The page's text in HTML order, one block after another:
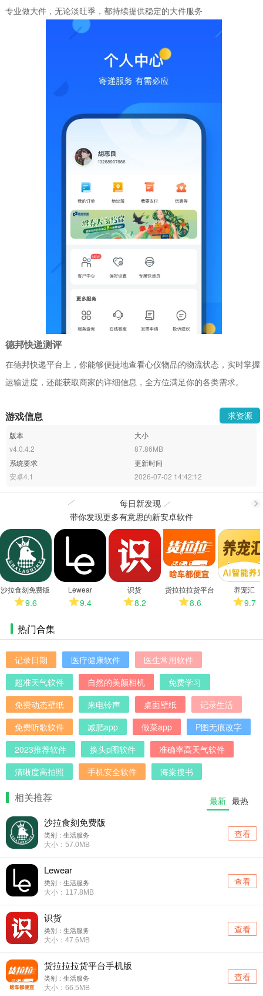
专业做大件，无论淡旺季，都持续提供稳定的大件服务
德邦快递测评
在德邦快递平台上，你能够便捷地查看心仪物品的物流状态，实时掌握
运输进度，还能获取商家的详细信息，全方位满足你的各类需求。
游戏信息 求资源
版本
v4.0.4.2
大小
87.86MB
系统要求
安卓4.1
更新时间
2026-07-02 14:42:12
每日新发现
多
带你发现更多有意思的新安卓软件
沙拉食刻免费版
9.6
Lewear
9.4
识货
8.2
货拉拉拉货平台
手机版
8.6
养宠汇
9.7
热门合集
记录日期 医疗健康软件
医生常用软件
超准天气软件
自然的美颜相机
免费学习
免费动态壁纸
来电铃声 桌面壁纸
记录生活
免费听歌软件
减肥app 做菜app
P图无痕改字
2023推荐软件
换头p图软件
准确率高天气软件
清晰度高拍照
手机安全软件 海棠搜书
相关推荐 最新 最热
沙拉食刻免费版
类别：生活服务
大小：57.0MB
查看
Lewear
类别：生活服务
大小：117.8MB
查看
识货
类别：生活服务
大小：47.6MB
查看
货拉拉拉货平台手机版
类别：生活服务
大小：66.5MB
查看